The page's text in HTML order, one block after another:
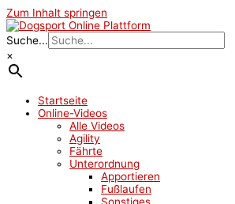
Zum Inhalt springen
Suche...
×
Startseite
Online-Videos
Alle Videos
Agility
Fährte
Unterordnung
Apportieren
Fußlaufen
Sonstiges